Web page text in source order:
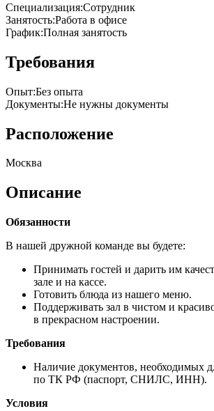
Специализация:Сотрудник
Занятость:Работа в офисе
График:Полная занятость
Требования
Опыт:Без опыта
Документы:Не нужны документы
Расположение
Москва
Описание
Обязанности
В нашей дружной команде вы будете:
Принимать гостей и дарить им
зале и на кассе.
Готовить блюда из нашего меню.
Поддерживать зал в чистом и
в прекрасном настроении.
Требования
Наличие документов, необходимых
по ТК РФ (паспорт, СНИЛС, ИНН).
Условия